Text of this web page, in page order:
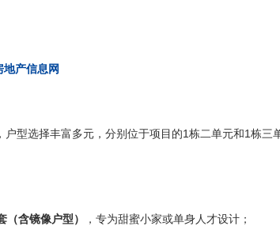
产信息网
户型选择丰富多元，分别位于项目的1栋二单元和1栋三
（含镜像户型） ，专为甜蜜小家或单身人才设计；